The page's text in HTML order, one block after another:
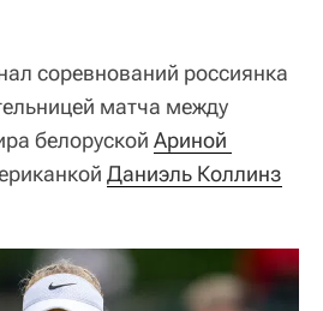
соревнований россиянка
матча между
белоруской Ариной
Даниэль Коллинз